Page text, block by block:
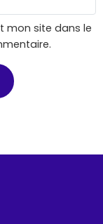
mon site dans le